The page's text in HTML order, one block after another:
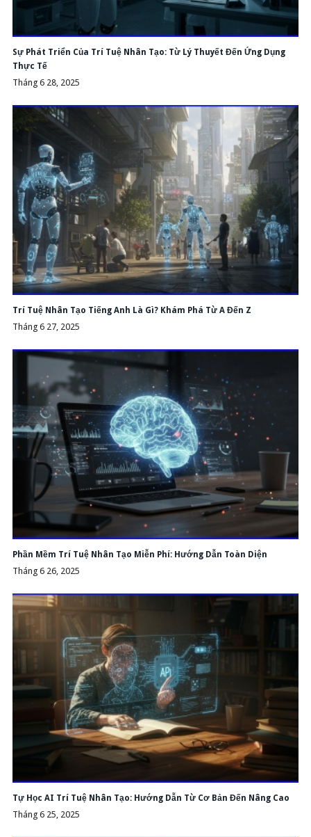
Sự Phát Triển Của Trí Tuệ Nhân Tạo: Từ Lý Thuyết Đến Ứng Dụng
Thực Tế
Tháng 6 28, 2025
Trí Tuệ Nhân Tạo Tiếng Anh Là Gì? Khám Phá Từ A Đến Z
Tháng 6 27, 2025
Phần Mềm Trí Tuệ Nhân Tạo Miễn Phí: Hướng Dẫn Toàn Diện
Tháng 6 26, 2025
Tự Học AI Trí Tuệ Nhân Tạo: Hướng Dẫn Từ Cơ Bản Đến Nâng Cao
Tháng 6 25, 2025